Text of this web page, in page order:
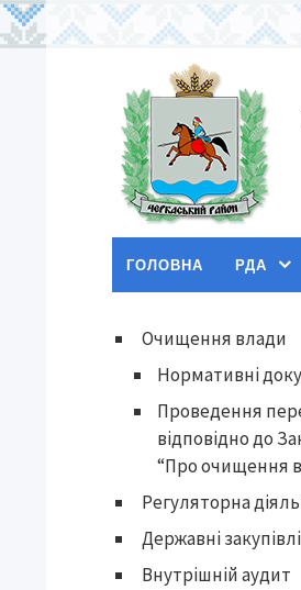
ГОЛОВНА РДА
Очищення влади
Нормативні
Проведення
відповідно до
“Про очищення
Регуляторна
Державні закупівлі
Внутрішній аудит